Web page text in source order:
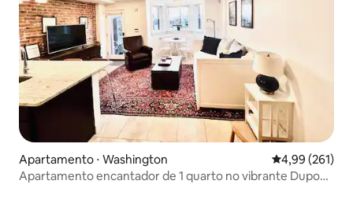
Apartamento ⋅ Washington 4,99 de uma
4,99 (261)
Apartamento encantador de 1 quarto no vibrante Dupont